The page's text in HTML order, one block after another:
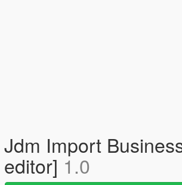
Jdm Import
editor] 1.0